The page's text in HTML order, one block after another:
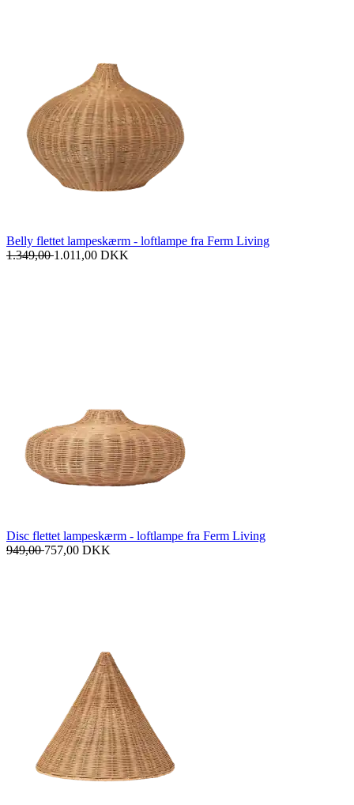
Belly flettet lampeskærm - loftlampe fra Ferm Living
1.349,001.011,00 DKK
Disc flettet lampeskærm - loftlampe fra Ferm Living
949,00757,00 DKK